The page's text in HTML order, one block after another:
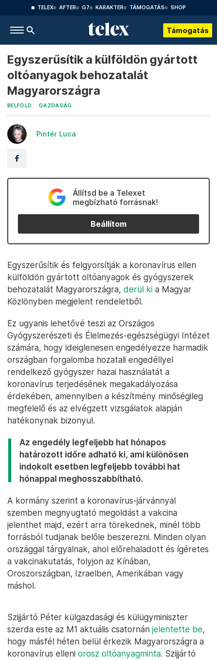
TELEX AFTER G7 KARAKTER TÁMOGATÁS SHOP
Támogatás
Egyszerűsítik a külföldön gyártott
oltóanyagok behozatalát
Magyarországra
BELFÖLD GAZDASÁG
Pintér Luca
Állítsd be a Telexet
megbízható forrásnak!
Beállítom
Egyszerűsítik és felgyorsítják a koronavírus ellen
külföldön gyártott oltóanyagok és gyógyszerek
behozatalát Magyarországra, derül ki a Magyar
Közlönyben megjelent rendeletből.
Ez ugyanis lehetővé teszi az Országos
Gyógyszerészeti és Élelmezés-egészségügyi Intézet
számára, hogy ideiglenesen engedélyezze harmadik
országban forgalomba hozatali engedéllyel
rendelkező gyógyszer hazai használatát a
koronavírus terjedésének megakadályozása
érdekében, amennyiben a készítmény minőségileg
megfelelő és az elvégzett vizsgálatok alapján
hatékonynak bizonyul.
Az engedély legfeljebb hat hónapos
határozott időre adható ki, ami különösen
indokolt esetben legfeljebb további hat
hónappal meghosszabbítható.
A kormány szerint a koronavírus-járvánnyal
szemben megnyugtató megoldást a vakcina
jelenthet majd, ezért arra törekednek, minél több
forrásból tudjanak belőle beszerezni. Minden olyan
országgal tárgyalnak, ahol előrehaladott és ígéretes
a vakcinakutatás, folyjon az Kínában,
Oroszországban, Izraelben, Amerikában vagy
máshol.
Szijjártó Péter külgazdasági és külügyminiszter
szerda este az M1 aktuális csatornán jelentette be,
hogy másfél héten belül érkezik Magyarországra a
koronavírus elleni orosz oltóanyagminta. Szijjártó